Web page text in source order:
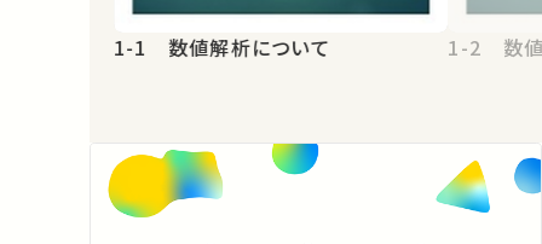
1-1 数値解析について 1-2 数値